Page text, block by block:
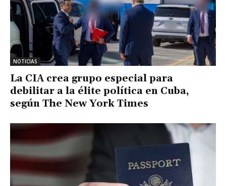
NOTICIAS
La CIA crea grupo especial para
debilitar a la élite política en Cuba,
según The New York Times